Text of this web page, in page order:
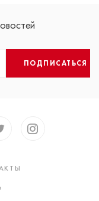
ПОДПИСАТЬСЯ